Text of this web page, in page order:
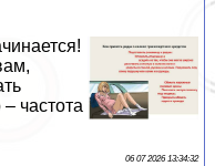
частота
06 07 2026 13:34:32